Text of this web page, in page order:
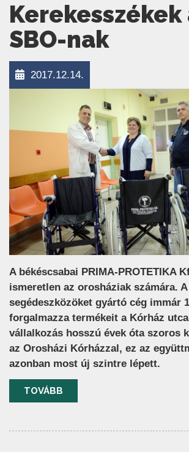
Kerekesszékek
SBO-nak
2017.12.14.
A békéscsabai PRIMA-PROTETIKA
ismeretlen az orosháziak számára.
segédeszközöket gyártó cég immár
forgalmazza termékeit a Kórház
vállalkozás hosszú évek óta szoros
az Orosházi Kórházzal, ez az
azonban most új szintre lépett.
TOVÁBB